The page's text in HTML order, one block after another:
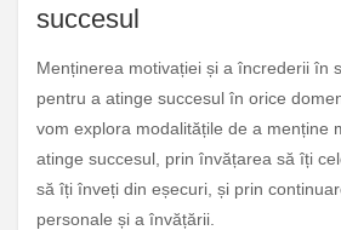
succesul
Menținerea motivației și a încrederii în
pentru a atinge succesul în orice
vom explora modalitățile de a menține
atinge succesul, prin învățarea să îți
să îți înveți din eșecuri, și prin
personale și a învățării.